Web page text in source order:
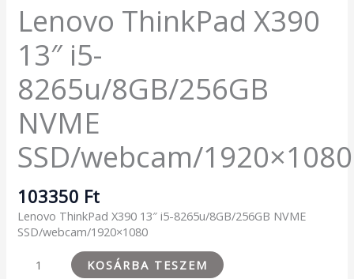
Lenovo ThinkPad X390
13″ i5-
8265u/8GB/256GB
NVME
SSD/webcam/1920×1080
103350 Ft
Lenovo ThinkPad X390 13″ i5-8265u/8GB/256GB NVME
SSD/webcam/1920×1080
KOSÁRBA TESZEM